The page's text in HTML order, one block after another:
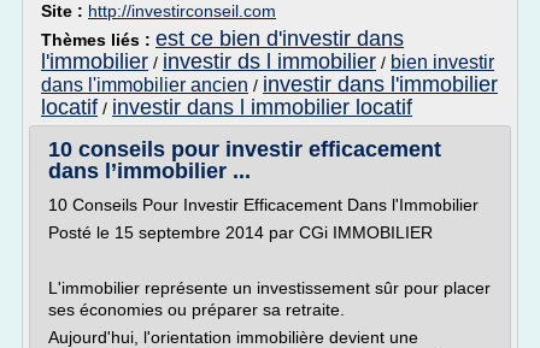
Site : http://investirconseil.com
Thèmes liés : est ce bien d'investir dans
l'immobilier / investir ds l immobilier / bien investir
dans l'immobilier ancien / investir dans l'immobilier
locatif / investir dans l immobilier locatif
10 conseils pour investir efficacement
dans l’immobilier ...
10 Conseils Pour Investir Efficacement Dans l'Immobilier
Posté le 15 septembre 2014 par CGi IMMOBILIER
L'immobilier représente un investissement sûr pour placer
ses économies ou préparer sa retraite.
Aujourd'hui, l'orientation immobilière devient une